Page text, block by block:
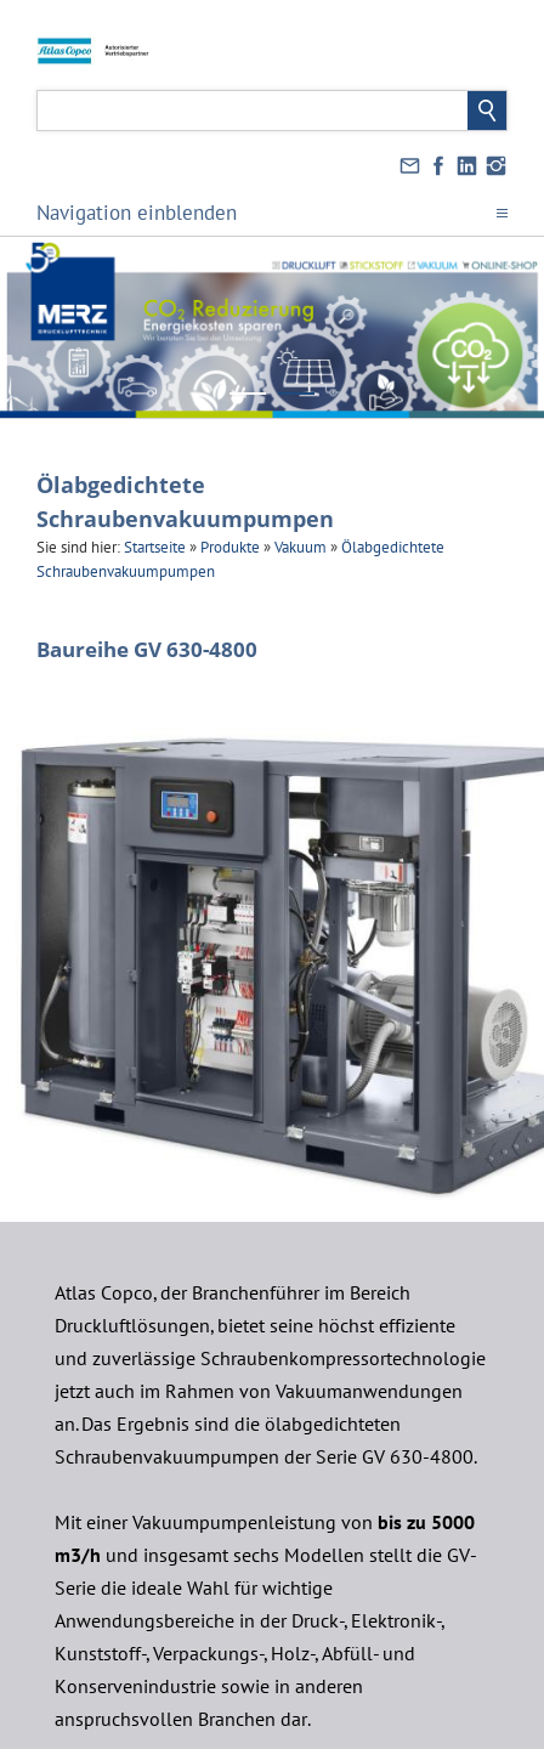
Navigation einblenden
Ölabgedichtete
Schraubenvakuumpumpen
Sie sind hier:Startseite » Produkte »Vakuum »Ölabgedichtete
Schraubenvakuumpumpen
Baureihe GV 630-4800
Atlas Copco, der Branchenführer im Bereich
Druckluftlösungen, bietet seine höchst effiziente
und zuverlässige Schraubenkompressortechnologie
jetzt auch im Rahmen von Vakuumanwendungen
an. Das Ergebnis sind die ölabgedichteten
Schraubenvakuumpumpen der Serie GV 630-4800.
Mit einer Vakuumpumpenleistung von bis zu 5000
m3/h und insgesamt sechs Modellen stellt die GV-
Serie die ideale Wahl für wichtige
Anwendungsbereiche in der Druck-, Elektronik-,
Kunststoff-, Verpackungs-, Holz-, Abfüll- und
Konservenindustrie sowie in anderen
anspruchsvollen Branchen dar.